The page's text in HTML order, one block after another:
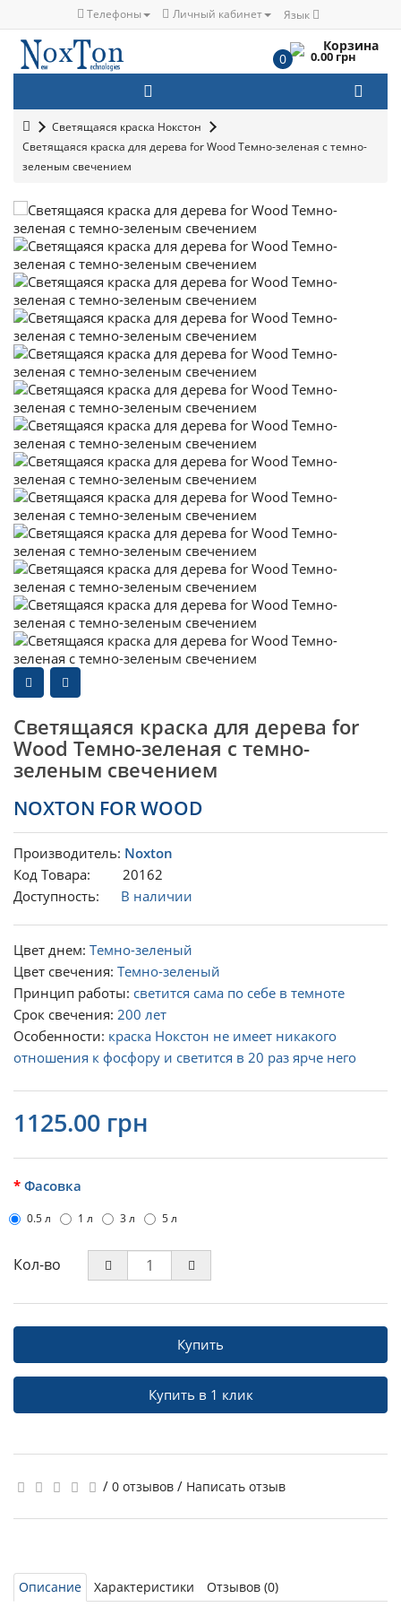
Телефоны Личный кабинет Язык
Корзина
0 0.00 грн
Светящаяся краска Нокстон
Светящаяся краска для дерева for Wood Темно-зеленая с темно-
зеленым свечением
Светящаяся краска для дерева for
Wood Темно-зеленая с темно-
зеленым свечением
NOXTON FOR WOOD
Производитель: Noxton
Код Товара: 20162
Доступность: В наличии
Цвет днем: Темно-зеленый
Цвет свечения: Темно-зеленый
Принцип работы: светится сама по себе в темноте
Срок свечения: 200 лет
Особенности: краска Нокстон не имеет никакого
отношения к фосфору и светится в 20 раз ярче него
1125.00 грн
Фасовка
0.5 л 1 л 3 л 5 л
Кол-во
Купить
Купить в 1 клик
/ 0 отзывов / Написать отзыв
Описание Характеристики Отзывов (0)